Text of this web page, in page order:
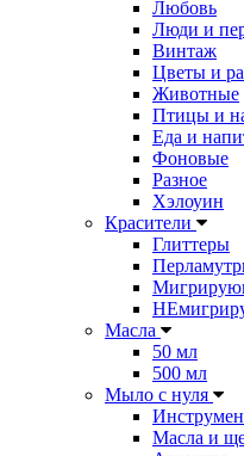
Любовь
Люди и
Винтаж
Цветы и
Животные
Птицы и
Еда и
Фоновые
Разное
Хэлоуин
Красители
Глиттеры
Масла
50 мл
500 мл
Мыло с нуля
Масла и